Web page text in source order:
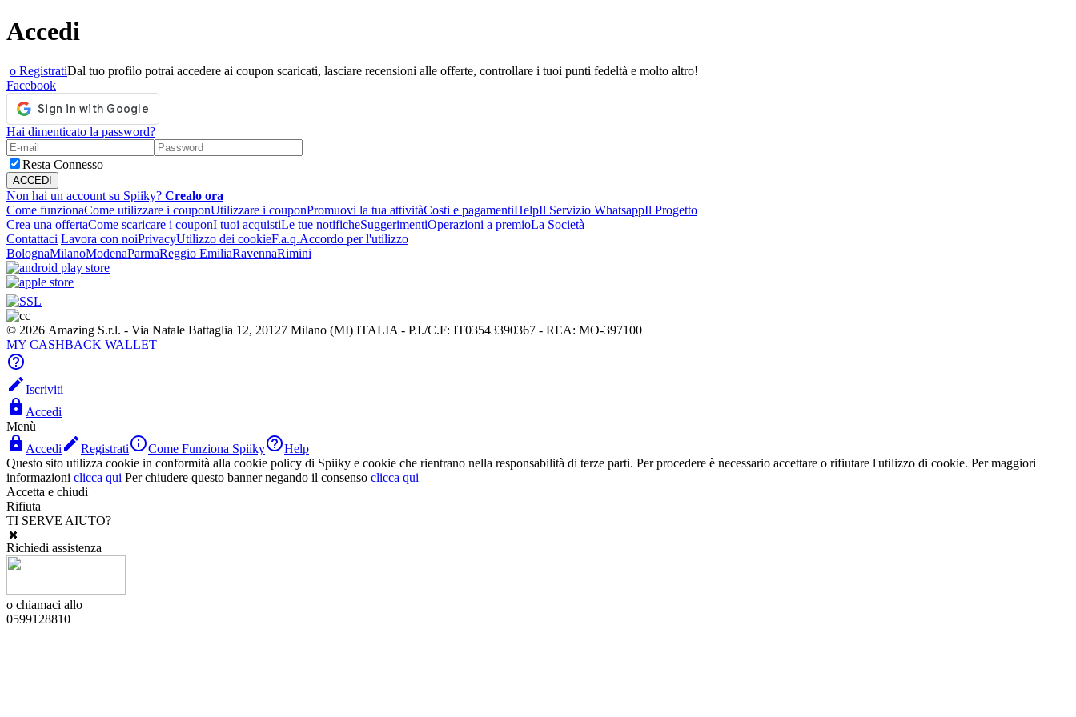
Accedi
o RegistratiDal tuo profilo potrai accedere ai coupon scaricati, lasciare recensioni alle offerte, controllare i tuoi punti fedeltà e molto altro!
Facebook
Hai dimenticato la password?
Resta Connesso
Non hai un account su Spiiky? Crealo ora
Come funzionaCome utilizzare i couponUtilizzare i couponPromuovi la tua attivitàCosti e pagamentiHelpIl Servizio WhatsappIl Progetto
Crea una offertaCome scaricare i couponI tuoi acquistiLe tue notificheSuggerimentiOperazioni a premioLa Società
Contattaci Lavora con noiPrivacyUtilizzo dei cookieF.a.q.Accordo per l'utilizzo
BolognaMilanoModenaParmaReggio EmiliaRavennaRimini
© 2026 Amazing S.r.l. - Via Natale Battaglia 12, 20127 Milano (MI) ITALIA - P.I./C.F: IT03543390367 - REA: MO-397100
MY CASHBACK WALLET

Iscriviti
 Accedi
Menù
 Accedi RegistratiCome Funziona SpiikyHelp
Questo sito utilizza cookie in conformità alla cookie policy di Spiiky e cookie che rientrano nella responsabilità di terze parti. Per procedere è necessario accettare o rifiutare l'utilizzo di cookie. Per maggiori
informazioni clicca qui Per chiudere questo banner negando il consenso clicca qui
Accetta e chiudi
Rifiuta
TI SERVE AIUTO?
Richiedi assistenza
o chiamaci allo
0599128810